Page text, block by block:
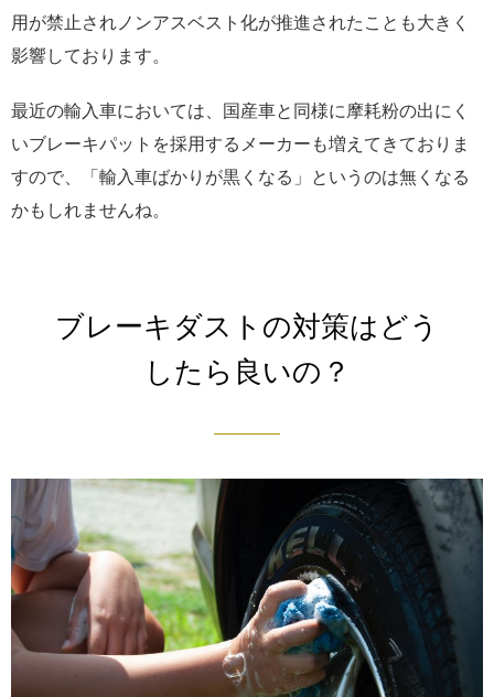
用が禁止されノンアスベスト化が推進されたことも大きく
影響しております。
最近の輸入車においては、国産車と同様に摩耗粉の出にく
いブレーキパットを採用するメーカーも増えてきておりま
すので、「輸入車ばかりが黒くなる」というのは無くなる
かもしれませんね。
ブレーキダストの対策はどう
したら良いの？